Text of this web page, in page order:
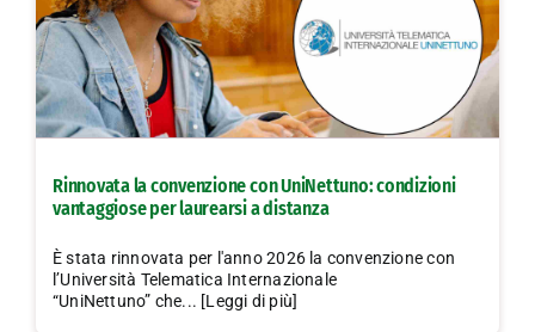
Formazione
Convenzioni
L’Agricoltore cuneese
Lavora con noi
Rinnovata la convenzione con UniNettuno: condizioni
vantaggiose per laurearsi a distanza
È stata rinnovata per l'anno 2026 la convenzione con
l’Università Telematica Internazionale
“UniNettuno” che... [Leggi di più]